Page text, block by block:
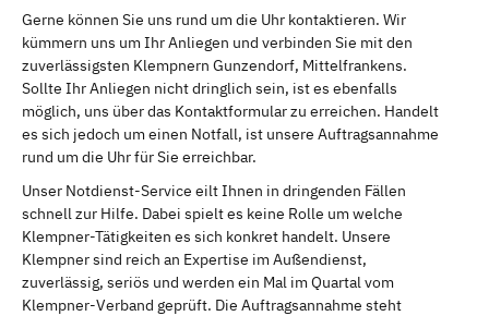
Gerne können Sie uns rund um die Uhr kontaktieren. Wir
kümmern uns um Ihr Anliegen und verbinden Sie mit den
zuverlässigsten Klempnern Gunzendorf, Mittelfrankens.
Sollte Ihr Anliegen nicht dringlich sein, ist es ebenfalls
möglich, uns über das Kontaktformular zu erreichen. Handelt
es sich jedoch um einen Notfall, ist unsere Auftragsannahme
rund um die Uhr für Sie erreichbar.
Unser Notdienst-Service eilt Ihnen in dringenden Fällen
schnell zur Hilfe. Dabei spielt es keine Rolle um welche
Klempner-Tätigkeiten es sich konkret handelt. Unsere
Klempner sind reich an Expertise im Außendienst,
zuverlässig, seriös und werden ein Mal im Quartal vom
Klempner-Verband geprüft. Die Auftragsannahme steht